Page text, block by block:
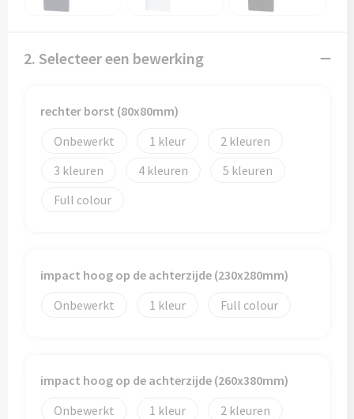
2. Selecteer een bewerking
rechter borst (80x80mm)
Onbewerkt
1
2
3
4
5
Full colour
impact hoog op de achterzijde (230x280mm)
Onbewerkt
1 Full colour
impact hoog op de achterzijde (260x380mm)
Onbewerkt
1
2